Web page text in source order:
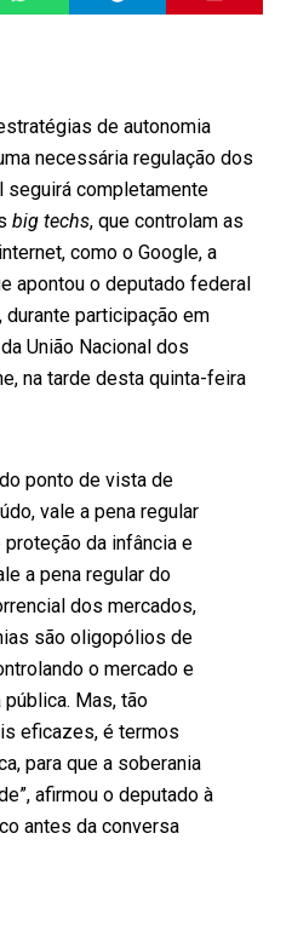
de autonomia
necessária regulação dos
completamente
big techs, que controlam as
como o Google, a
apontou o deputado federal
durante participação em
União Nacional dos
na tarde desta quinta-feira
ponto de vista de
vale a pena regular
da infância e
a pena regular do
dos mercados,
são oligopólios de
o mercado e
Mas, tão
eficazes, é termos
para que a soberania
afirmou o deputado à
antes da conversa